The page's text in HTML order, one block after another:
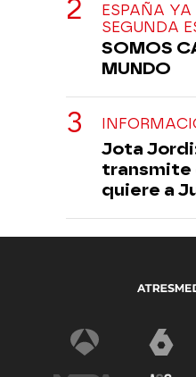
ESPAÑA YA
SEGUNDA
SOMOS
MUNDO
Jota
transmite
quiere a